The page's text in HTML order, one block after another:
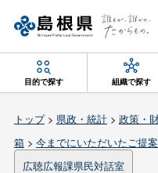
目的で探す 組織で探す
トップ> 県政・統計> 政策・
箱> 今までにいただいたご提
広聴広報課県民対話室